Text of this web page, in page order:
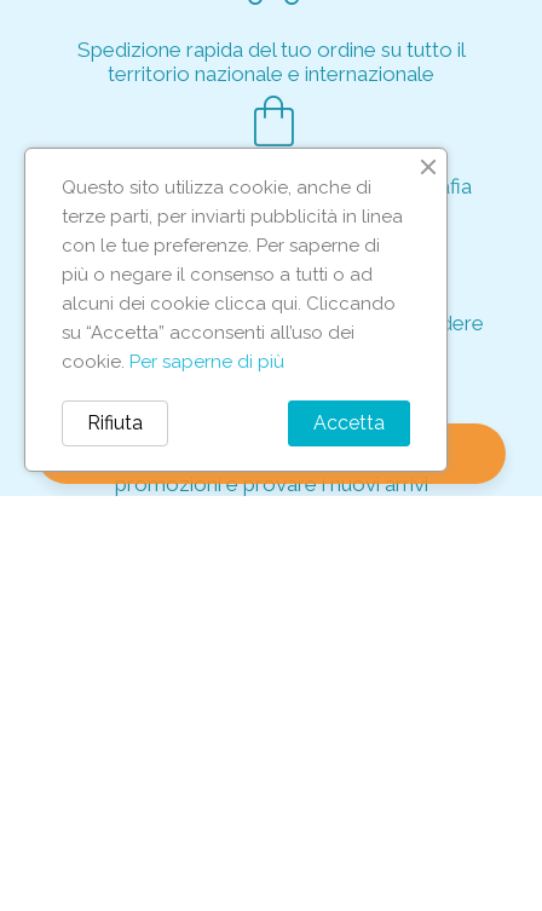
Spedizione rapida del tuo ordine su tutto il
territorio nazionale e internazionale
shopping_bag
Acquisto rapido e sicuro tramite crittografia
per proteggere le tue transazioni
support_agent
Supporto e assistenza dedicati per rispondere
storefront
Vieni in negozio per scoprire le nostre
promozioni e provare i nuovi arrivi
shopping_bag account_circle
Questo sito utilizza cookie, anche di
terze parti, per inviarti pubblicità in linea
con le tue preferenze. Per saperne di
più o negare il consenso a tutti o ad
alcuni dei cookie clicca qui. Cliccando
su “Accetta” acconsenti all’uso dei
cookie. Per saperne di più
Accetta
Rifiuta